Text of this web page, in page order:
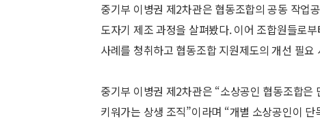
중기부 이병권 제2차관은 협동조합의 공동 작업
도자기 제조 과정을 살펴봤다. 이어 조합원들로
사례를 청취하고 협동조합 지원제도의 개선 필
중기부 이병권 제2차관은 “소상공인 협동조합
키워가는 상생 조직”이라며 “개별 소상공인이